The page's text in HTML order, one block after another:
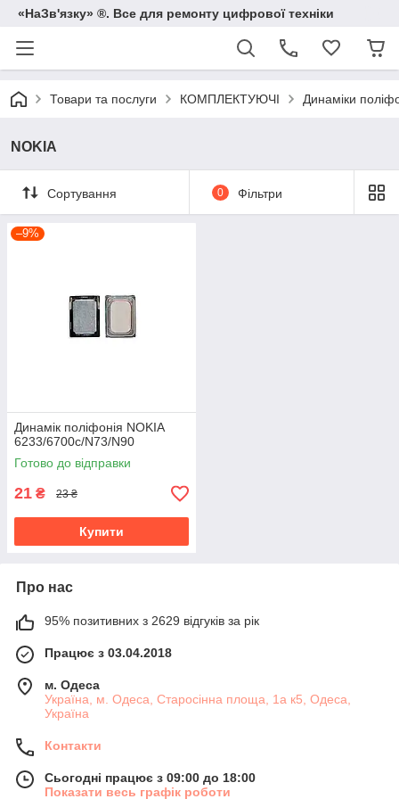
«НаЗв'язку» ®. Все для ремонту цифрової техніки
Товари та послуги КОМПЛЕКТУЮЧІ Динаміки
NOKIA
Сортування 0 Фільтри
–9%
Динамік поліфонія NOKIA
6233/6700c/N73/N90
Готово до відправки
21 ₴ 23 ₴
Купити
Про нас
95% позитивних з 2629 відгуків за рік
Працює з 03.04.2018
м. Одеса
Україна, м. Одеса, Старосінна площа, 1а к5, Одеса,
Україна
Контакти
Сьогодні працює з 09:00 до 18:00
Показати весь графік роботи